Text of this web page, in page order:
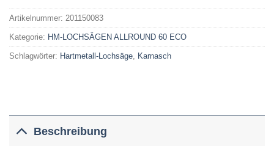
Artikelnummer: 201150083
Kategorie: HM-LOCHSÄGEN ALLROUND 60 ECO
Schlagwörter: Hartmetall-Lochsäge Karnasch
Beschreibung